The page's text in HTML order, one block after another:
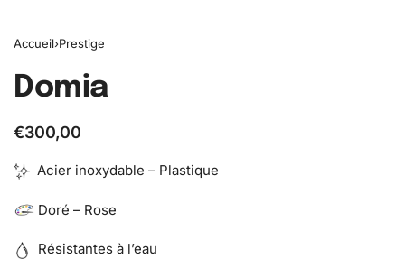
Accueil›Prestige
Domia
€300,00
Acier inoxydable – Plastique
Doré – Rose
Résistantes à l’eau